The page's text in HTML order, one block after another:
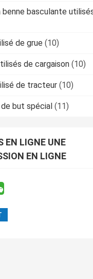
benne basculante
de grue (10)
de cargaison (10)
de tracteur (10)
but spécial (11)
EN LIGNE UNE
EN LIGNE